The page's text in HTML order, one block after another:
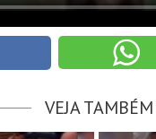
VEJA TAMBÉM